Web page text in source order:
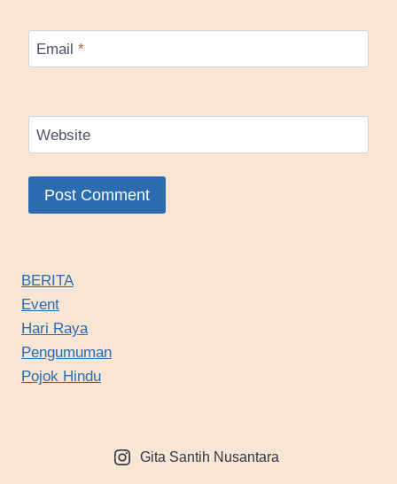
Email *
Website
BERITA
Event
Hari Raya
Pengumuman
Pojok Hindu
Gita Santih Nusantara